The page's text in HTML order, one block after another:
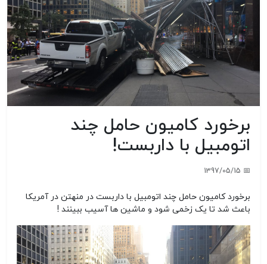
برخورد کامیون حامل چند
اتومبیل با داربست!
📅 1397/05/15
برخورد کامیون حامل چند اتومبیل با داربست در منهتن در آمریکا
باعث شد تا یک زخمی شود و ماشین ها آسیب ببینند !